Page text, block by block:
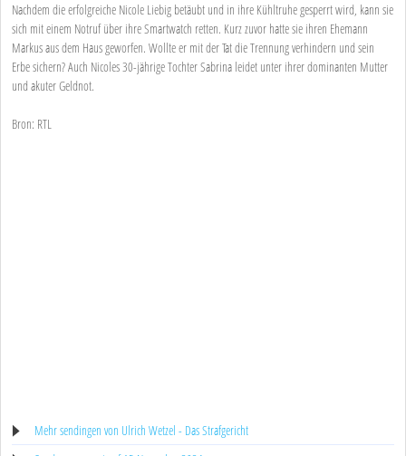
Nachdem die erfolgreiche Nicole Liebig betäubt und in ihre Kühltruhe gesperrt wird, kann sie
sich mit einem Notruf über ihre Smartwatch retten. Kurz zuvor hatte sie ihren Ehemann
Markus aus dem Haus geworfen. Wollte er mit der Tat die Trennung verhindern und sein
Erbe sichern? Auch Nicoles 30-jährige Tochter Sabrina leidet unter ihrer dominanten Mutter
und akuter Geldnot.
Bron: RTL
Mehr sendingen von Ulrich Wetzel - Das Strafgericht